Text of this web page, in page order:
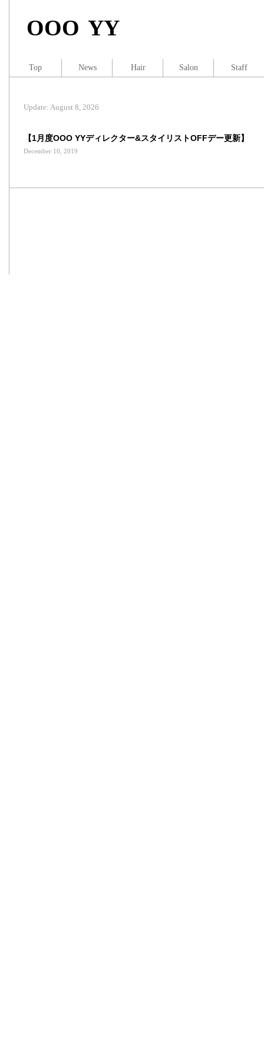
OOO YY
【1月度OOO YYディレクター&スタイリストOFFデー更新】
December 10, 2019
Update: August 8, 2026
Top News Hair Salon Staff